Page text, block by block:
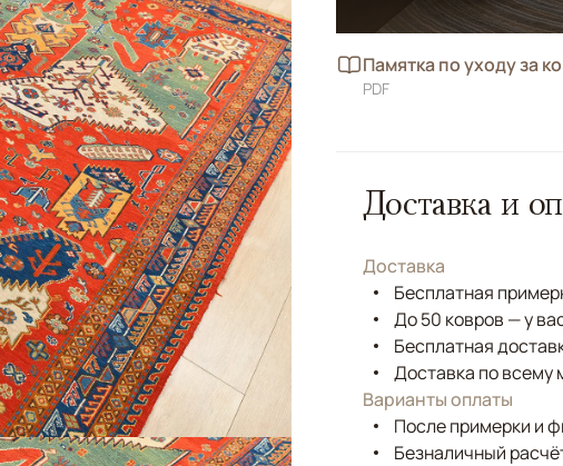
Памятка по уходу за
PDF
Доставка и
Доставка
Бесплатная
До 50 ковров — у
Бесплатная
Доставка по всему
Варианты оплаты
После примерки и
Безналичный